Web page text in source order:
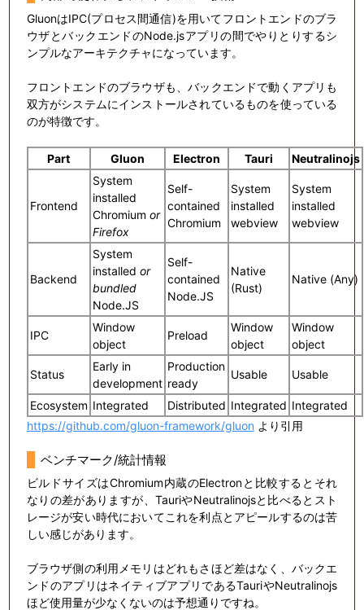
GluonはIPC(プロセス間通信)を用いてフロントエンドのブラ
ウザとバックエンドのNode.jsアプリの間でやりとりするシ
ンプルなアーキテクチャになっています。
フロントエンドのブラウザも、バックエンドで動くアプリも
双方がシステムにインストールされているものを使っている
のが特徴です。
Part Gluon Electron Tauri Neutralinojs
Frontend
System
installed
Chromium or
Firefox
Self-
contained
Chromium
System
installed
webview
System
installed
webview
Backend
System
installed or
bundled
Node.JS
Self-
contained
Node.JS
Native
(Rust)
Native (Any)
IPC
Window
object
Preload
Window
object
Window
object
Status
Early in
development
Production
ready
Usable Usable
Ecosystem Integrated Distributed Integrated Integrated
https://github.com/gluon-framework/gluon より引用
ベンチマーク/統計情報
ビルドサイズはChromium内蔵のElectronと比較するとそれ
なりの差がありますが、TauriやNeutralinojsと比べるとスト
レージが安い時代においてこれを利点とアピールするのは苦
しい感じがあります。
ブラウザ側の利用メモリはどれもさほど差はなく、バックエ
ンドのアプリはネイティブアプリであるTauriやNeutralinojs
ほど使用量が少なくないのは予想通りですね。